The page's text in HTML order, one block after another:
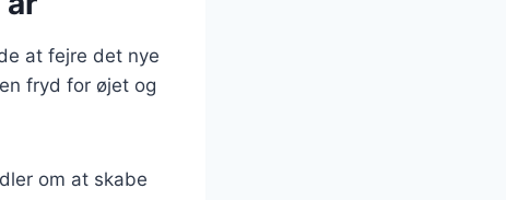
at fejre det nye
fryd for øjet og
om at skabe